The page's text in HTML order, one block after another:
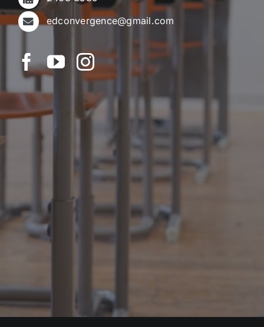
edconvergence@gmail.com